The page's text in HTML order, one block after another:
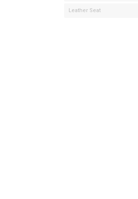
Leather Seat